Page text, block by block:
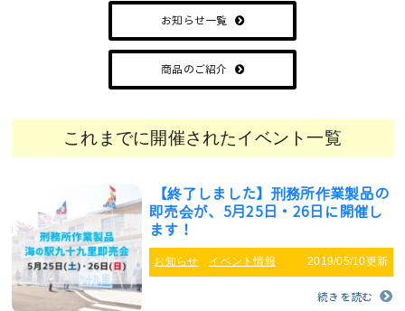
お知らせ一覧
商品のご紹介
これまでに開催されたイベント一覧
【終了しました】刑務所作業製品の
即売会が、5月25日・26日に開催し
ます！
お知らせ イベント情報 2019/05/10更新
続きを読む